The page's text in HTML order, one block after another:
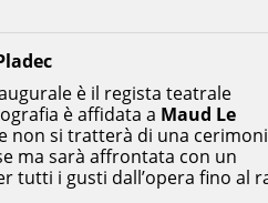
è il regista teatrale
è affidata a Maud Le
non si tratterà di una
ma sarà affrontata con un
tutti i gusti dall’opera fino al